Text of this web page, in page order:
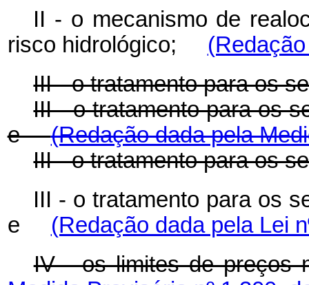
II - o mecanismo de
risco hidrológico;
III - o tratamento para os
III - o tratamento para os
e(Redação dada pela
III - o tratamento para os
III - o tratamento para os
e (Redação dada pela Lei
IV - os limites de